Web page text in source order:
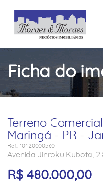
Ficha do
Terreno
Maringá - PR -
Ref.: 10420000560
Avenida Jinroku Kubota,
R$ 480.000,00